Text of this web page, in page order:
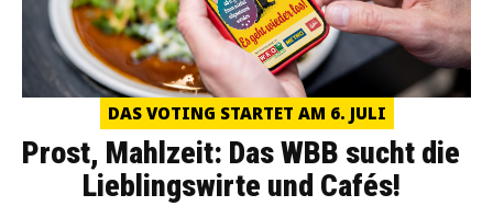
DAS VOTING STARTET AM 6. JULI
Prost, Mahlzeit: Das WBB sucht die
Lieblingswirte und Cafés!